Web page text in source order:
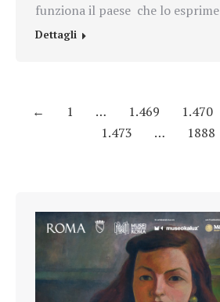
funziona il paese che lo esprime
Dettagli
← 1 … 1.469 1.470
1.473
… 1888